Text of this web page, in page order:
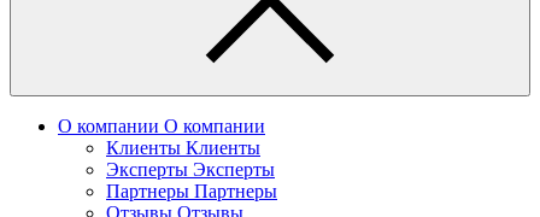
О компании О компании
Клиенты Клиенты
Эксперты Эксперты
Партнеры Партнеры
Отзывы Отзывы